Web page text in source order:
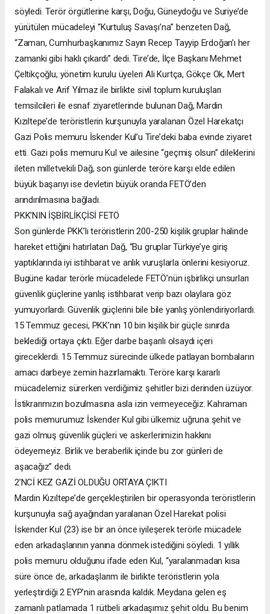
söyledi. Terör örgütlerine karşı, Doğu, Güneydoğu ve Suriye’de
yürütülen mücadeleyi “Kurtuluş Savaşı’na” benzeten Dağ,
“Zaman, Cumhurbaşkanımız Sayın Recep Tayyip Erdoğan’ı her
zamanki gibi haklı çıkardı” dedi. Tire’de, İlçe Başkanı Mehmet
Çeltikçoğlu, yönetim kurulu üyeleri Ali Kurtça, Gökçe Ok, Mert
Falakalı ve Arif Yılmaz ile birlikte sivil toplum kuruluşları
temsilcileri ile esnaf ziyaretlerinde bulunan Dağ, Mardin
Kızıltepe’de teröristlerin kurşunuyla yaralanan Özel Harekatçı
Gazi Polis memuru İskender Kul’u Tire’deki baba evinde ziyaret
etti. Gazi polis memuru Kul ve ailesine “geçmiş olsun” dileklerini
ileten milletvekili Dağ, son günlerde teröre karşı elde edilen
büyük başarıyı ise devletin büyük oranda FETÖ’den
arındırılmasına bağladı.
PKK’NIN İŞBİRLİKÇİSİ FETÖ
Son günlerde PKK’lı teröristlerin 200-250 kişilik gruplar halinde
hareket ettiğini hatırlatan Dağ, “Bu gruplar Türkiye’ye giriş
yaptıklarında iyi istihbarat ve anlık vuruşlarla önlerini kesiyoruz.
Bugüne kadar terörle mücadelede FETÖ’nün işbirlikçi unsurları
güvenlik güçlerine yanlış istihbarat verip bazı olaylara göz
yumuyorlardı. Güvenlik güçlerini bile bile yanlış yönlendiriyorlardı.
15 Temmuz gecesi, PKK’nın 10 bin kişilik bir güçle sınırda
beklediği ortaya çıktı. Eğer darbe başarılı olsaydı içeri
gireceklerdi. 15 Temmuz sürecinde ülkede patlayan bombaların
amacı darbeye zemin hazırlamaktı. Teröre karşı kararlı
mücadelemiz sürerken verdiğimiz şehitler bizi derinden üzüyor.
İstikrarımızın bozulmasına asla izin vermeyeceğiz. Kahraman
polis memurumuz İskender Kul gibi ülkemiz uğruna şehit ve
gazi olmuş güvenlik güçleri ve askerlerimizin hakkını
ödeyemeyiz. Birlik ve beraberlik içinde bu zor günleri de
aşacağız” dedi.
2’NCİ KEZ GAZİ OLDUĞU ORTAYA ÇIKTI
Mardin Kızıltepe’de gerçekleştirilen bir operasyonda teröristlerin
kurşunuyla sağ ayağından yaralanan Özel Harekat polisi
İskender Kul (23) ise bir an önce iyileşerek terörle mücadele
eden arkadaşlarının yanına dönmek istediğini söyledi. 1 yıllık
polis memuru olduğunu ifade eden Kul, “yaralanmadan kısa
süre önce de, arkadaşlarım ile birlikte teröristlerin yola
yerleştirdiği 2 EYP’nin arasında kaldık. Meydana gelen eş
zamanlı patlamada 1 rütbeli arkadaşımız şehit oldu. Bu benim